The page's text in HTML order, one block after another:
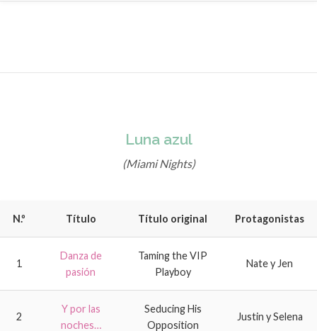
Luna azul
(Miami Nights)
N.º Título Título original Protagonistas
1
Danza de
pasión
Taming the VIP
Playboy
Nate y Jen
2
Y por las
noches…
Seducing His
Opposition
Justin y Selena